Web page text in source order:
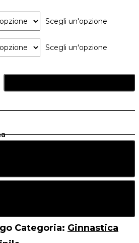
Scegli un'opzione
Scegli un'opzione
Categoria: Ginnastica